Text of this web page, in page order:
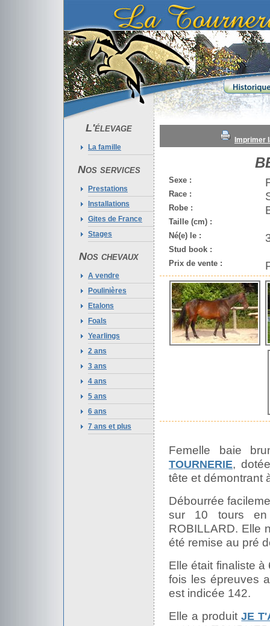
L'élevage
La famille
Nos services
Prestations
Installations
Gites de France
Stages
Nos chevaux
A vendre
Poulinières
Etalons
Foals
Yearlings
2 ans
3 ans
4 ans
5 ans
6 ans
7 ans et plus
Imprimer
Sexe :
Race :
Robe :
Taille (cm) :
Né(e) le :
Stud book :
Prix de vente :
Femelle baie
TOURNERIE,
tête et démontrant
Débourrée
sur 10 tours
ROBILLARD. Elle
été remise au pré
Elle était finaliste
fois les épreuves
est indicée 142.
Elle a produitJE